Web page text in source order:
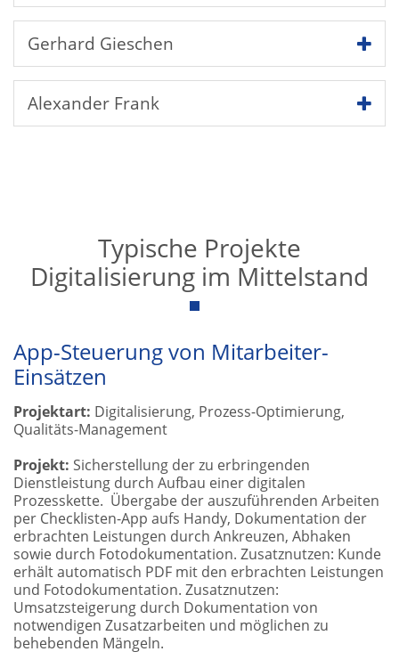
Gerhard Gieschen
Alexander Frank
Typische Projekte
Digitalisierung im Mittelstand
App-Steuerung von Mitarbeiter-
Einsätzen
Projektart: Digitalisierung, Prozess-Optimierung,
Qualitäts-Management
Projekt: Sicherstellung der zu erbringenden
Dienstleistung durch Aufbau einer digitalen
Prozesskette. Übergabe der auszuführenden Arbeiten
per Checklisten-App aufs Handy, Dokumentation der
erbrachten Leistungen durch Ankreuzen, Abhaken
sowie durch Fotodokumentation. Zusatznutzen: Kunde
erhält automatisch PDF mit den erbrachten Leistungen
und Fotodokumentation. Zusatznutzen:
Umsatzsteigerung durch Dokumentation von
notwendigen Zusatzarbeiten und möglichen zu
behebenden Mängeln.